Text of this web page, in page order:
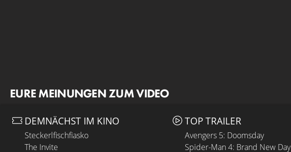
EURE MEINUNGEN ZUM VIDEO
DEMNÄCHST IM KINO
Steckerlfischfiasko
The Invite
TOP TRAILER
Avengers 5: Doomsday
Spider-Man 4: Brand New Day